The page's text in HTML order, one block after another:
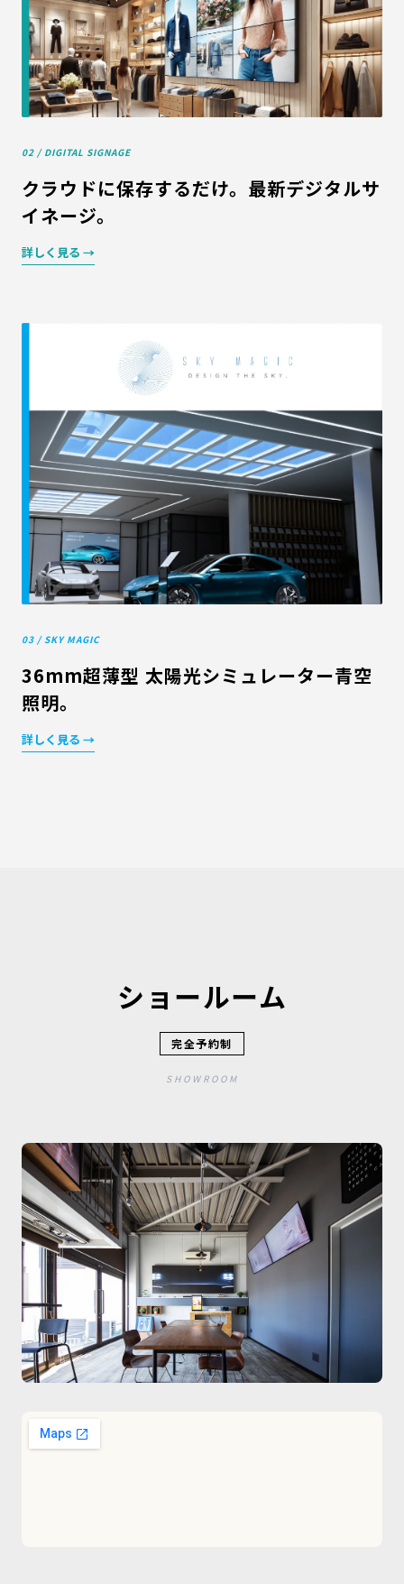
02 / DIGITAL SIGNAGE
クラウドに保存するだけ。最新デジタルサ
イネージ。
詳しく見る →
03 / SKY MAGIC
36mm超薄型 太陽光シミュレーター青空
照明。
詳しく見る →
ショールーム
完全予約制
SHOWROOM